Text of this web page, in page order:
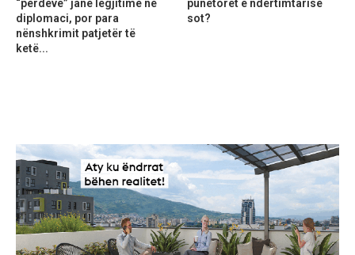
“perdeve” janë legjitime në
diplomaci, por para
nënshkrimit patjetër të
ketë...
punëtorët e ndërtimtarisë
sot?